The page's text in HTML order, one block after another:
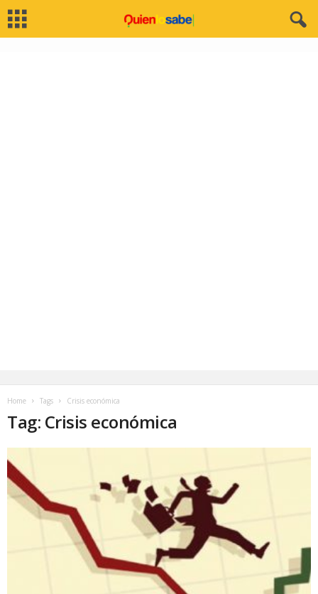
Home Tags Crisis económica
Tag: Crisis económica